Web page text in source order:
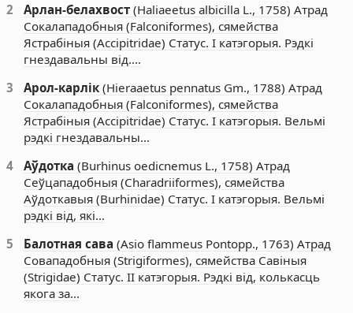
2
Арлан-белахвост (Haliaeetus albicilla L., 1758) Атрад
Сокалападобныя (Falconiformes), сямейства
Ястрабіныя (Accipitridae) Статус. I катэгорыя. Рэдкі
гнездавальны від.…
3
Арол-карлік (Hieraaetus pennatus Gm., 1788) Атрад
Сокалападобныя (Falconiformes), сямейства
Ястрабіныя (Accipitridae) Статус. I катэгорыя. Вельмі
рэдкі гнездавальны…
4
Аўдотка (Burhinus oedicnemus L., 1758) Атрад
Сеўцападобныя (Charadriiformes), сямейства
Аўдоткавыя (Burhinidae) Статус. I катэгорыя. Вельмі
рэдкі від, які…
5
Балотная сава (Asio flammeus Pontopp., 1763) Атрад
Совападобныя (Strigiformes), сямейства Савіныя
(Strigidae) Статус. II катэгорыя. Рэдкі від, колькасць
якога за…